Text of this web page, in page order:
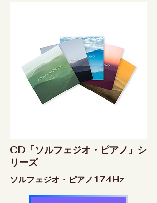
CD「ソルフェジオ・ピアノ」シ
リーズ
ソルフェジオ・ピアノ174Hz